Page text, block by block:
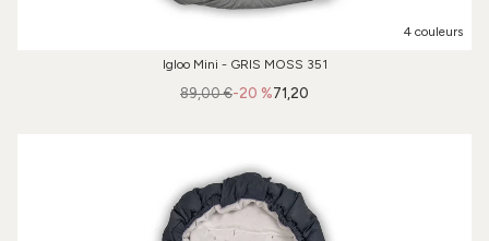
4 couleurs
Igloo Mini - GRIS MOSS 351
-20 %
89,00 € 71,20